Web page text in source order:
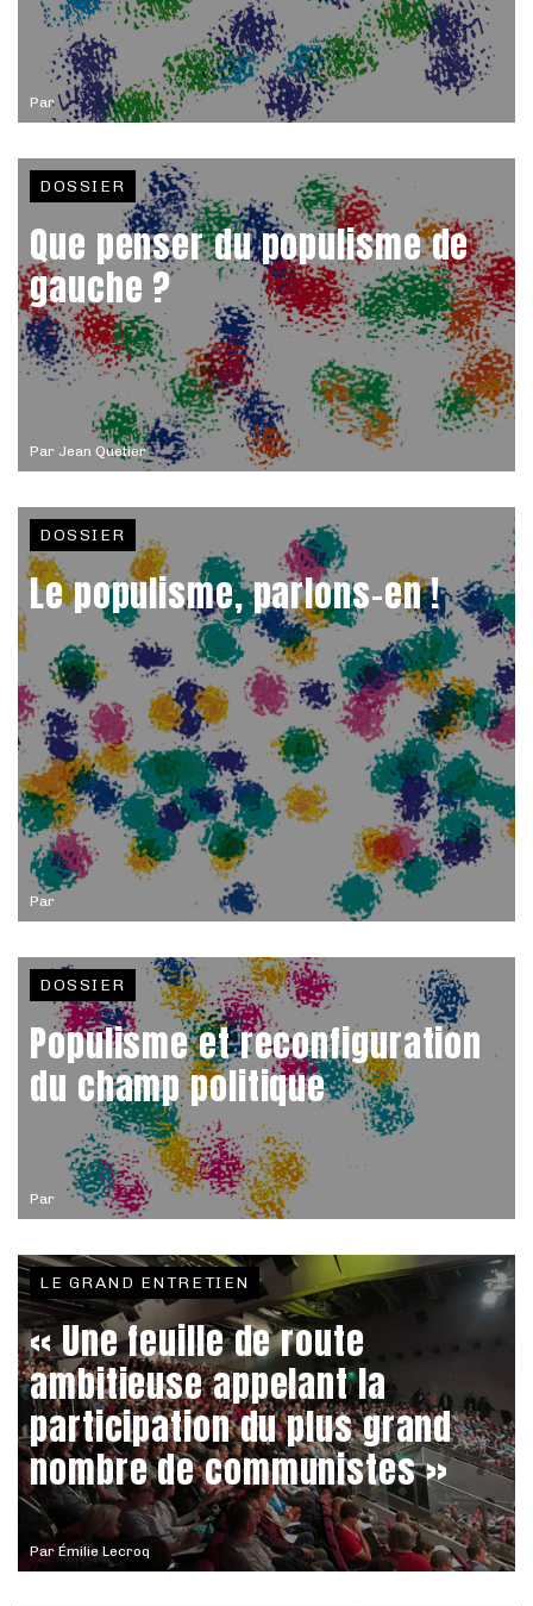
Par
Par Jean Quetier
DOSSIER
Que penser du populisme de
gauche ?
Par
DOSSIER
Le populisme, parlons-en !
Par
DOSSIER
Populisme et reconfiguration
du champ politique
Par Émilie Lecroq
LE GRAND ENTRETIEN
« Une feuille de route
ambitieuse appelant la
participation du plus grand
nombre de communistes »